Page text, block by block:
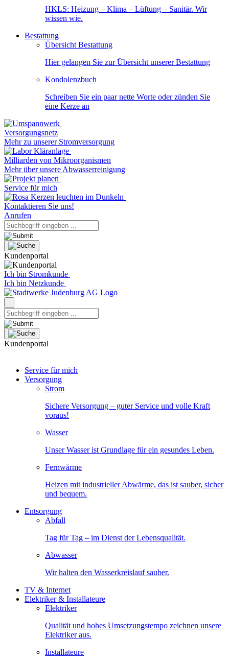
HKLS: Heizung – Klima – Lüftung – Sanitär. Wir
wissen wie.
Bestattung
Übersicht Bestattung
Hier gelangen Sie zur Übersicht unserer Bestattung
Kondolenzbuch
Schreiben Sie ein paar nette Worte oder zünden Sie
eine Kerze an
Versorgungsnetz
Mehr zu unserer Stromversorgung
Milliarden von Mikroorganismen
Mehr über unsere Abwasserreinigung
Service für mich
Kontaktieren Sie uns!
Anrufen
Kundenportal
Ich bin Stromkunde
Ich bin Netzkunde
Kundenportal
Service für mich
Versorgung
Strom
Sichere Versorgung – guter Service und volle Kraft
voraus!
Wasser
Unser Wasser ist Grundlage für ein gesundes Leben.
Fernwärme
Heizen mit industrieller Abwärme, das ist sauber, sicher
und bequem.
Entsorgung
Abfall
Tag für Tag – im Dienst der Lebensqualität.
Abwasser
Wir halten den Wasserkreislauf sauber.
TV & Internet
Elektriker & Installateure
Elektriker
Qualität und hohes Umsetzungstempo zeichnen unsere
Elektriker aus.
Installateure